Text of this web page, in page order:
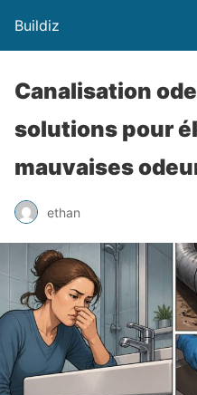
Buildiz
Canalisation
solutions pour
mauvaises
ethan